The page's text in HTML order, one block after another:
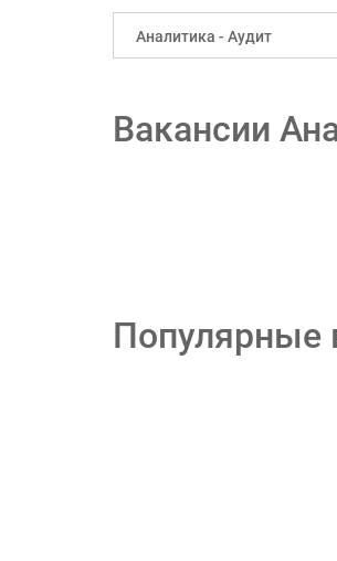
Аналитика - Аудит
Вакансии
Популярные